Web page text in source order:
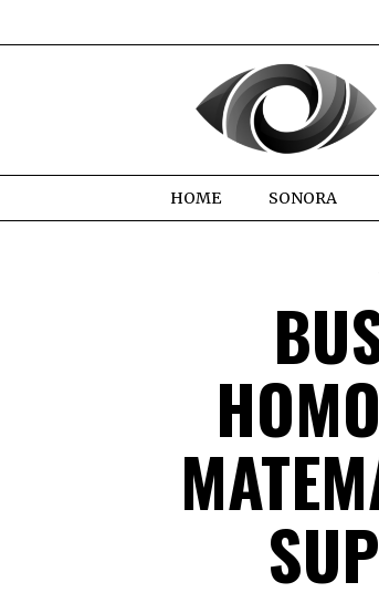
HOME SONORA